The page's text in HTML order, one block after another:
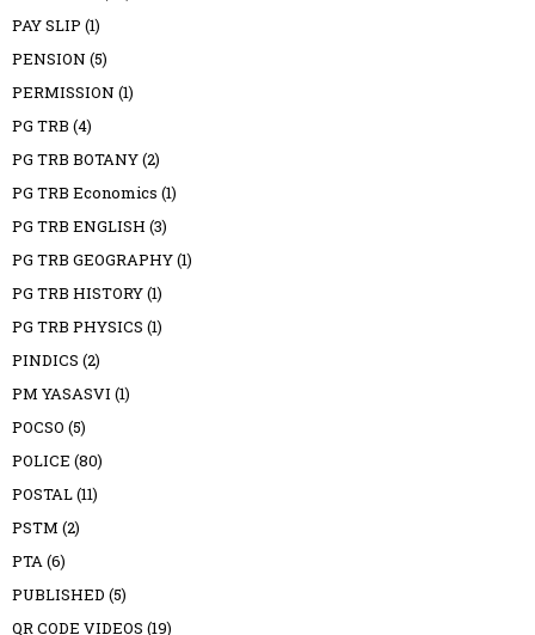
PAY SLIP (1)
PENSION (5)
PERMISSION (1)
PG TRB (4)
PG TRB BOTANY(2)
PG TRB Economics (1)
PG TRB ENGLISH (3)
PG TRB GEOGRAPHY(1)
PG TRB HISTORY(1)
PG TRB PHYSICS (1)
PINDICS (2)
PM YASASVI (1)
POCSO (5)
POLICE (80)
POSTAL(11)
PSTM (2)
PTA(6)
PUBLISHED (5)
QR CODE VIDEOS (19)